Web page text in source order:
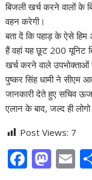
बिजली खर्च करने वालों के
वहन करेगी।
बता दें कि पहाड़ के ऐसे हिम
हैं वहां यह छूट 200 यूनिट
खर्च करने वाले
पुष्कर सिंह धामी ने सीएम
जानकारी देते हुए सचिव
एलान के बाद, जल्द ही
Post Views: 7
F M E